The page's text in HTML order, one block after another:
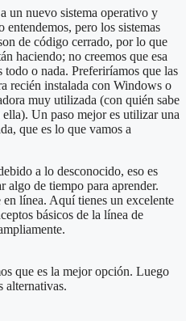
un nuevo sistema operativo y
pero los sistemas
de código cerrado, por lo que
haciendo; no creemos que esa
todo o nada. Preferiríamos que las
recién instalada con Windows o
muy utilizada (con quién sabe
Un paso mejor es utilizar una
que es lo que vamos a
a lo desconocido, eso es
algo de tiempo para aprender.
línea. Aquí tienes un excelente
básicos de la línea de
que es la mejor opción. Luego
alternativas.